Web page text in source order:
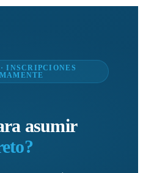
INSCRIPCIONES
asumir